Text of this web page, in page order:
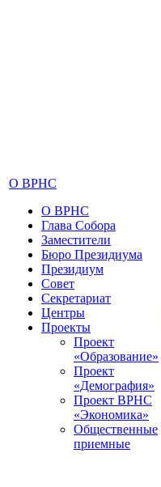
О ВРНС
О ВРНС
Глава Собора
Заместители
Бюро Президиума
Президиум
Совет
Секретариат
Центры
Проекты
Проект
«Образование»
Проект
«Демография»
Проект ВРНС
«Экономика»
Общественные
приемные